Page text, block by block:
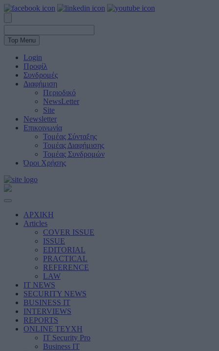
Top Menu
Login
Προφίλ
Συνδρομές
Διαφήμιση
Περιοδικό
NewsLetter
Site
Newsletter
Επικοινωνία
Τομέας Σύνταξης
Τομέας Διαφήμισης
Τομέας Συνδρομών
Όροι Χρήσης
ΑΡΧΙΚΗ
Articles
COVER ISSUE
ISSUE
EDITORIAL
PRACTICAL
REFERENCE
LAW
IT NEWS
SECURITY NEWS
BUSINESS IT
INTERVIEWS
REPORTS
ONLINE ΤΕΥΧΗ
IT Security Pro
Business IT